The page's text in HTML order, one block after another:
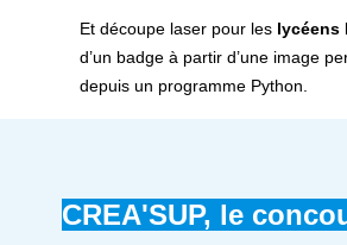
Et découpe laser pour les lycéens
d’un badge à partir d’une image
depuis un programme Python.
CREA'SUP, le